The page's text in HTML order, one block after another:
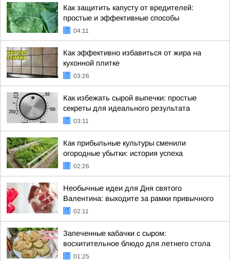
Как защитить капусту от вредителей:
простые и эффективные способы
04:11
Как эффективно избавиться от жира на
кухонной плитке
03:26
Как избежать сырой выпечки: простые
секреты для идеального результата
03:11
Как прибыльные культуры сменили
огородные убытки: история успеха
02:26
Необычные идеи для Дня святого
Валентина: выходите за рамки привычного
02:11
Запеченные кабачки с сыром:
восхитительное блюдо для летнего стола
01:25